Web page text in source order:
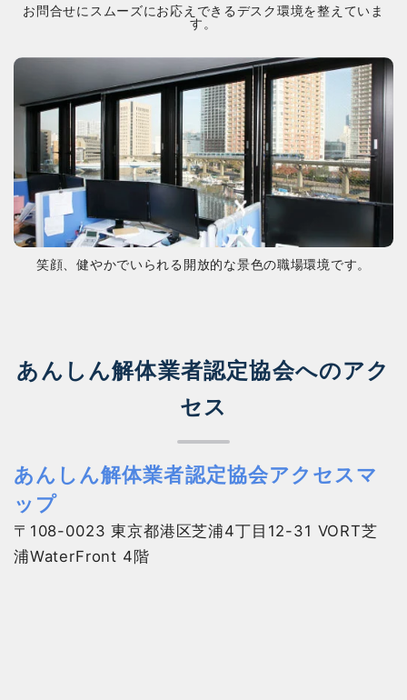
お問合せにスムーズにお応えできるデスク環境を整えていま
す。
笑顔、健やかでいられる開放的な景色の職場環境です。
あんしん解体業者認定協会へのアク
セス
あんしん解体業者認定協会アクセスマ
ップ
〒108-0023 東京都港区芝浦4丁目12-31 VORT芝
浦WaterFront 4階